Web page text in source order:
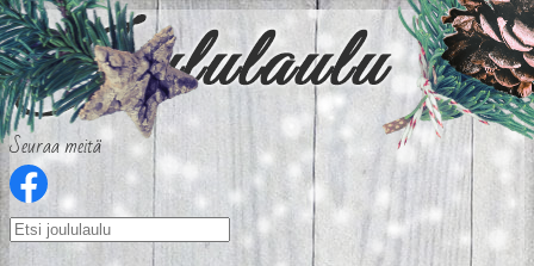
Seuraa meitä